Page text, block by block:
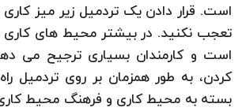
است. قرار دادن یک تردمیل زیر میز کاری
تعجب نکنید. در بیشتر محیط های کاری
است و کارمندان بسیاری ترجیح می
کردن، به طور همزمان بر روی تردمیل راه
بسته به محیط کاری و فرهنگ محیط